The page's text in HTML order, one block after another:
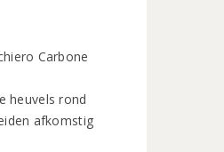
heuvels rond
afkomstig